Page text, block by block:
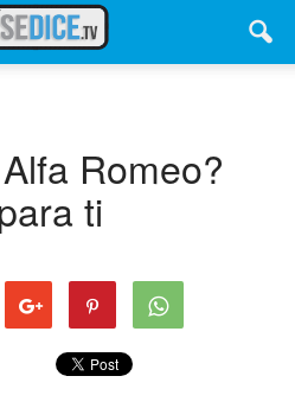
Romeo?
ti